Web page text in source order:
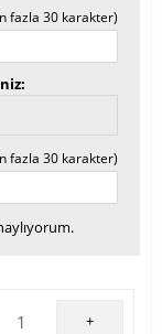
fazla 30 karakter)
fazla 30 karakter)
+